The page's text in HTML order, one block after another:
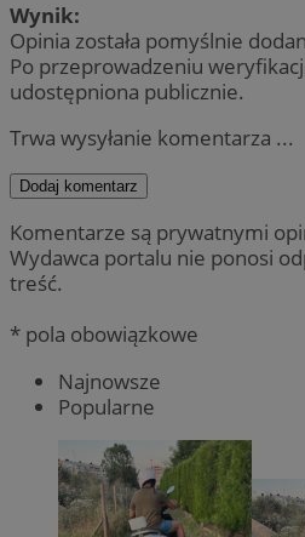
Wynik:
Opinia została pomyślnie
Po przeprowadzeniu
udostępniona publicznie.
Trwa wysyłanie komentarza ...
Dodaj komentarz
Komentarze są prywatnymi
Wydawca portalu nie ponosi
treść.
* pola obowiązkowe
Najnowsze
Popularne